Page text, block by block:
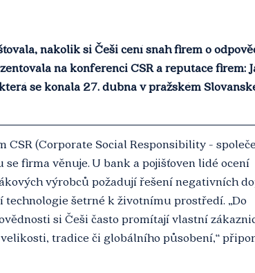
nakolik si Češi cení snah firem o
na konferenci CSR a reputace firem:
se konala 27. dubna v pražském
CSR (Corporate Social Responsibility -
firma věnuje. U bank a pojišťoven lidé ocení
výrobců požadují řešení negativních
šetrné k životnímu prostředí. „Do
si Češi často promítají vlastní
tradice či globálního působení,“